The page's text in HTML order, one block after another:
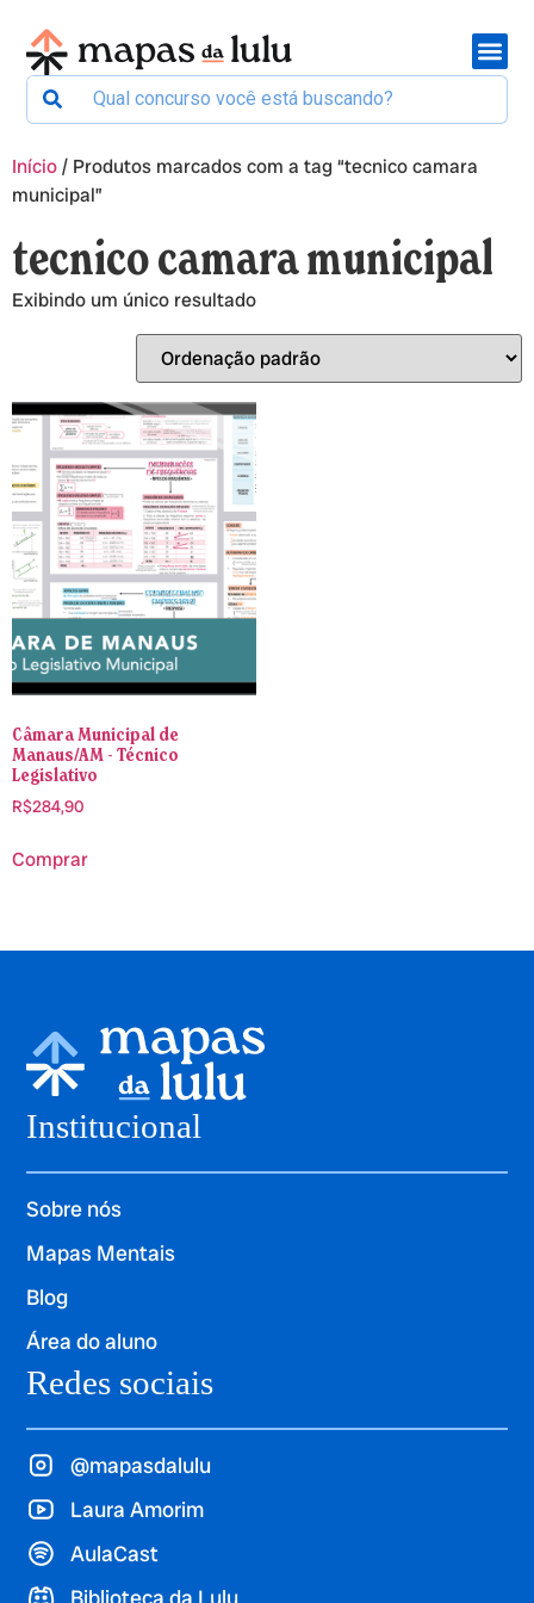
Início/ Produtos marcados com a tag “tecnico camara
municipal”
tecnico camara municipal
Exibindo um único resultado
Câmara Municipal de
Manaus/AM - Técnico
Legislativo
R$284,90
Comprar
Institucional
Sobre nós
Mapas Mentais
Blog
Área do aluno
Redes sociais
@mapasdalulu
Laura Amorim
AulaCast